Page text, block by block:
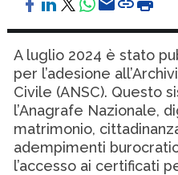
A luglio 2024 è stato
per l’adesione
Civile (ANSC). Questo
l’Anagrafe Nazionale,
matrimonio,
adempimenti
l’accesso ai certificati